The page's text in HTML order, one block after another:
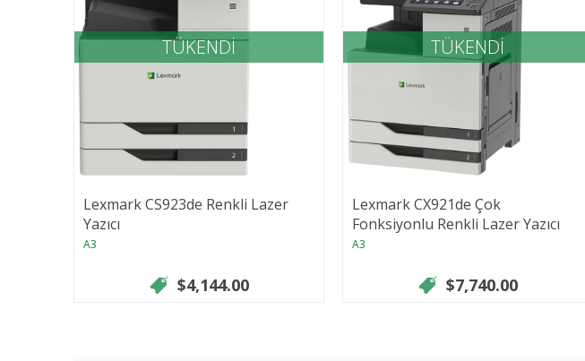
TÜKENDİ
Lexmark CS923de Renkli Lazer
Yazıcı
A3
$4,144.00
TÜKENDİ
Lexmark CX921de Çok
Fonksiyonlu Renkli Lazer Yazıcı
A3
$7,740.00